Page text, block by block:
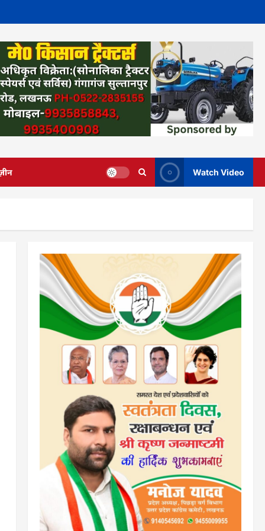
Watch Video